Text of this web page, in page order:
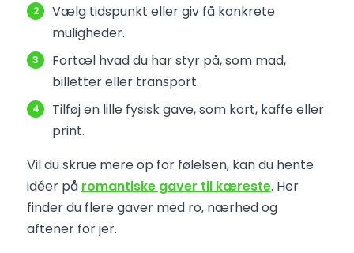
Vælg tidspunkt eller giv få konkrete
muligheder.
Fortæl hvad du har styr på, som mad,
billetter eller transport.
Tilføj en lille fysisk gave, som kort, kaffe eller
print.
Vil du skrue mere op for følelsen, kan du hente
idéer på romantiske gaver til kæreste. Her
finder du flere gaver med ro, nærhed og
aftener for jer.